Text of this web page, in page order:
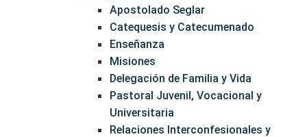
Apostolado Seglar
Catequesis y Catecumenado
Enseñanza
Misiones
Delegación de Familia y Vida
Pastoral Juvenil, Vocacional y
Universitaria
Relaciones Interconfesionales y